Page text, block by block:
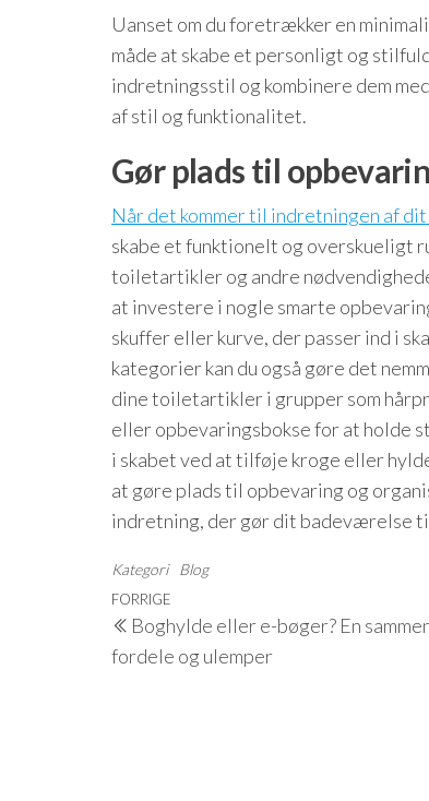
Uanset om du foretrækker en
måde at skabe et personligt og
indretningsstil og kombinere dem
af stil og funktionalitet.
Gør plads til
Når det kommer til indretningen af dit
skabe et funktionelt og overskueligt
toiletartikler og andre
at investere i nogle smarte
skuffer eller kurve, der passer ind i
kategorier kan du også gøre det
dine toiletartikler i grupper som
eller opbevaringsbokse for at holde
i skabet ved at tilføje kroge eller
at gøre plads til opbevaring og
indretning, der gør dit badeværelse
Kategori Blog
Indlægsnavigation
Forrige
indlæg
FORRIGE
Boghylde eller e-bøger? En
fordele og ulemper